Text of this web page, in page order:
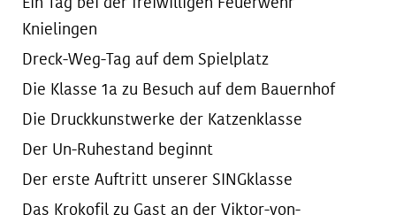
Knielingen
Dreck-Weg-Tag auf dem Spielplatz
Die Klasse 1a zu Besuch auf dem Bauernhof
Die Druckkunstwerke der Katzenklasse
Der Un-Ruhestand beginnt
Der erste Auftritt unserer SINGklasse
Das Krokofil zu Gast an der Viktor-von-